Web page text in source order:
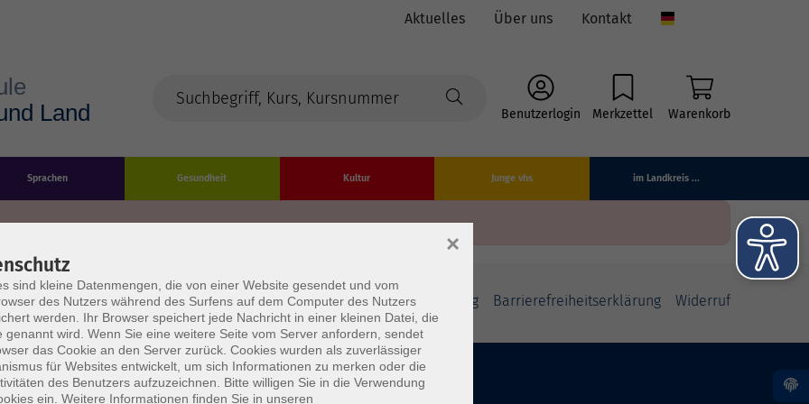
Aktuelles Über uns Kontakt
Benutzerlogin Merkzettel Warenkorb
Sprachen Gesundheit Kultur Junge vhs im Landkreis ...
Impressum Datenschutzerklärung AGB/Widerrufsbelehrung Barrierefreiheitserklärung Widerruf
sind kleine Datenmengen, die von einer Website gesendet und vom
des Nutzers während des Surfens auf dem Computer des Nutzers
werden. Ihr Browser speichert jede Nachricht in einer kleinen Datei, die
genannt wird. Wenn Sie eine weitere Seite vom Server anfordern, sendet
das Cookie an den Server zurück. Cookies wurden als zuverlässiger
für Websites entwickelt, um sich Informationen zu merken oder die
des Benutzers aufzuzeichnen. Bitte willigen Sie in die Verwendung
ein. Weitere Informationen finden Sie in unseren
×